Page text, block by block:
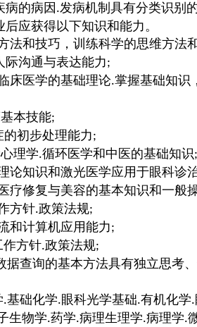
病的病因 .发病机制具有分类识别
应获得以下知识和能力。
法和技巧，训练科学的思维方法
际沟通与表达能力;
床医学的基础理论.掌握基础知识
本技能;
的初步处理能力;
理学.循环医学和中医的基础知识;
论知识和激光医学应用于眼科诊
疗修复与美容的基本知识和一般
方针.政策法规;
和计算机应用能力;
作方针.政策法规;
据查询的基本方法具有独立思考
.基础化学.眼科光学基础.有机化学.
⽣物学.药学.病理⽣理学.病理学.